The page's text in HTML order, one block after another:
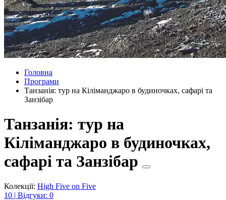
Головна
Програми
Танзанія: тур на Кіліманджаро в будиночках, сафарі та
Занзібар
Танзанія: тур на
Кіліманджаро в будиночках,
сафарі та Занзібар
Колекції: High Five on Five
10 | Відгуки: 0